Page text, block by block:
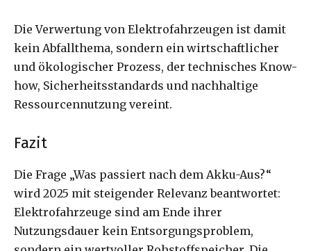
Die Verwertung von Elektrofahrzeugen ist damit
kein Abfallthema, sondern ein wirtschaftlicher
und ökologischer Prozess, der technisches Know-
how, Sicherheitsstandards und nachhaltige
Ressourcennutzung vereint.
Fazit
Die Frage „Was passiert nach dem Akku-Aus?“
wird 2025 mit steigender Relevanz beantwortet:
Elektrofahrzeuge sind am Ende ihrer
Nutzungsdauer kein Entsorgungsproblem,